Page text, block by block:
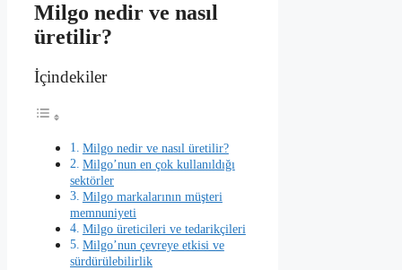
Milgo nedir ve nasıl
üretilir?
İçindekiler
Milgo nedir ve nasıl üretilir?
Milgo’nun en çok kullanıldığı
sektörler
Milgo markalarının müşteri
memnuniyeti
Milgo üreticileri ve tedarikçileri
Milgo’nun çevreye etkisi ve
sürdürülebilirlik